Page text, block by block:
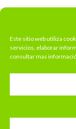
Este sitio web utiliza
servicios, elaborar
consultar mas